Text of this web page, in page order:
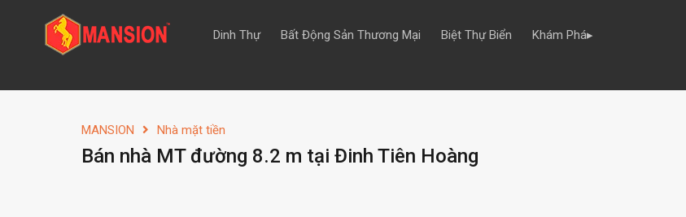
Dinh Thự Bất Động Sản Thương Mại Biệt Thự Biển Khám Phá▸
MANSION Nhà mặt tiền
Bán nhà MT đường 8.2 m tại Đinh Tiên Hoàng